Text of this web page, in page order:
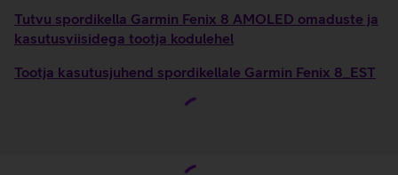
Tutvu spordikella Garmin Fenix 8 AMOLED omaduste ja
kasutusviisidega tootja kodulehel
Tootja kasutusjuhend spordikellale Garmin Fenix 8_EST